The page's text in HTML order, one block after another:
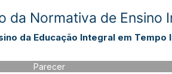
da Normativa de Ensino
da Educação Integral em Tempo
Parecer